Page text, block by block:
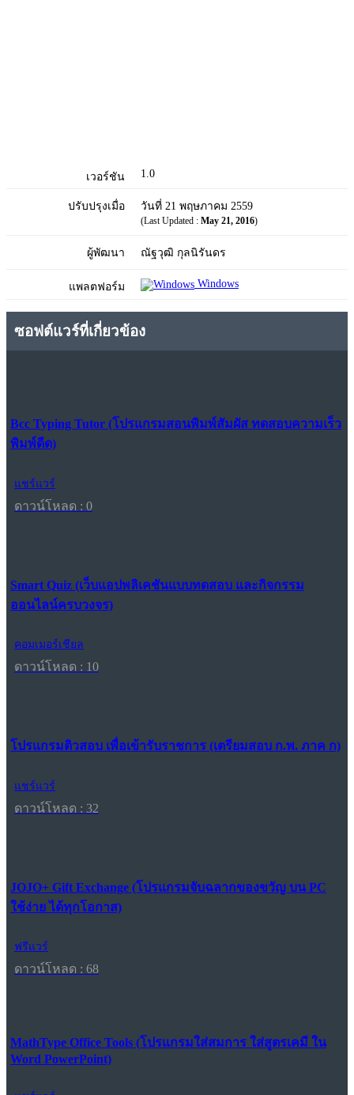
เวอร์ชัน 1.0
ปรับปรุงเมื่อ วันที่ 21 พฤษภาคม 2559
(Last Updated : May 21, 2016)
ผู้พัฒนา ณัฐวุฒิ กุลนิรันดร
แพลตฟอร์ม Windows
ซอฟต์แวร์ที่เกี่ยวข้อง
Bcc Typing Tutor (โปรแกรมสอนพิมพ์สัมผัส ทดสอบความเร็ว
พิมพ์ดีด)
แชร์แวร์
ดาวน์โหลด : 0
Smart Quiz (เว็บแอปพลิเคชันแบบทดสอบ และกิจกรรม
ออนไลน์ครบวงจร)
คอมเมอร์เชียล
ดาวน์โหลด : 10
โปรแกรมติวสอบ เพื่อเข้ารับราชการ (เตรียมสอบ ก.พ. ภาค ก)
แชร์แวร์
ดาวน์โหลด : 32
JOJO+ Gift Exchange (โปรแกรมจับฉลากของขวัญ บน PC
ใช้ง่าย ได้ทุกโอกาส)
ฟรีแวร์
ดาวน์โหลด : 68
MathType Office Tools (โปรแกรมใส่สมการ ใส่สูตรเคมี ใน
Word PowerPoint)